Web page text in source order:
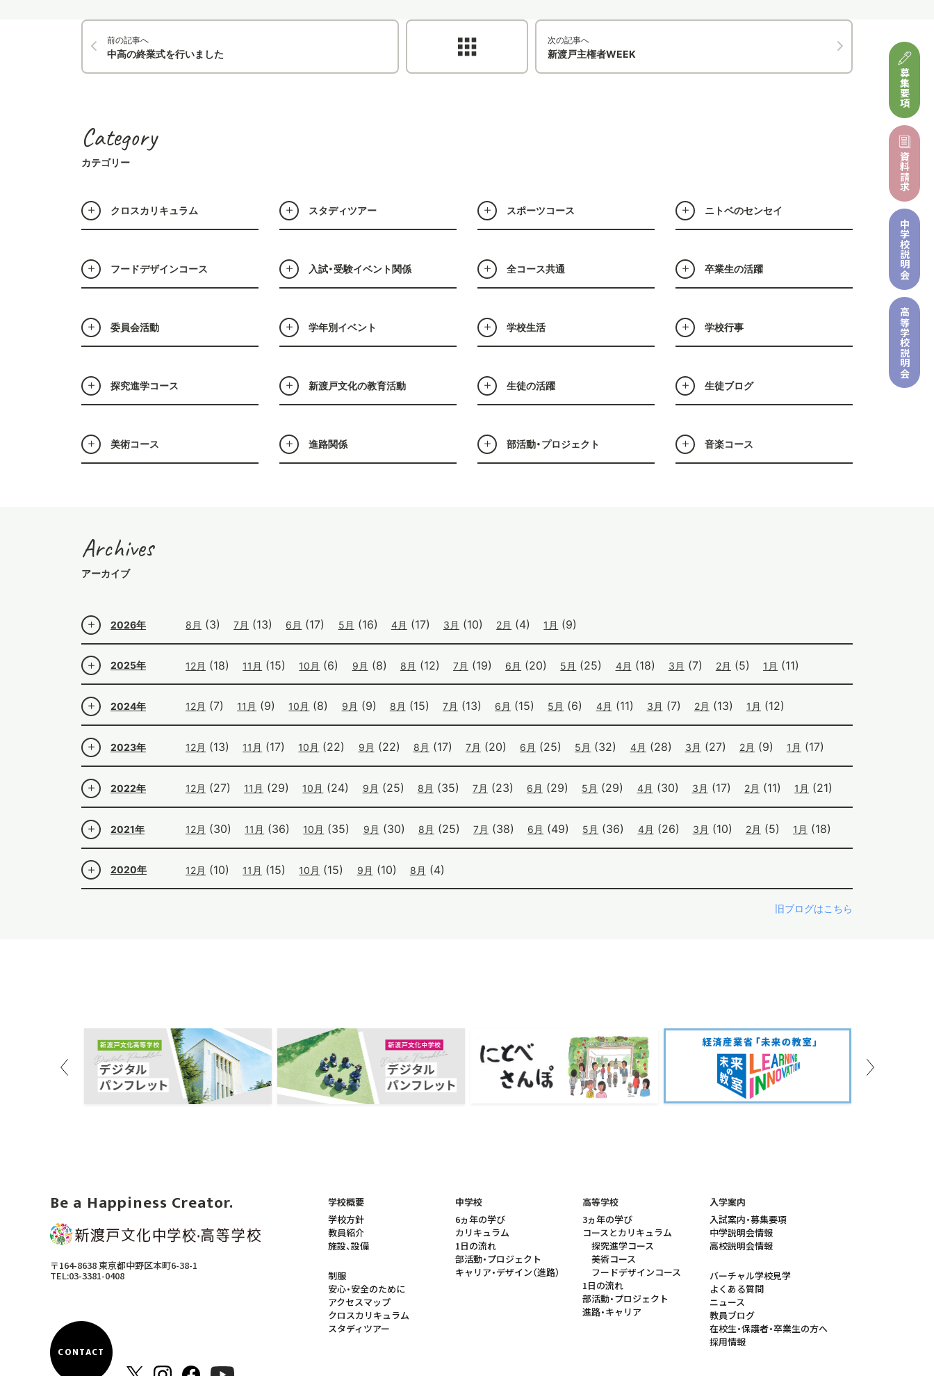
募集要項
資料請求
中学校
説明会
高等学校
説明会
前の記事へ
中高の終業式を行いました
次の記事へ
新渡戸主権者WEEK
Category
カテゴリー
クロスカリキュラム スタディツアー スポーツコース ニトベのセンセイ
フードデザインコース 入試・受験イベント関係 全コース共通 卒業生の活躍
委員会活動 学年別イベント 学校生活 学校行事
探究進学コース 新渡戸文化の教育活動 生徒の活躍 生徒ブログ
美術コース 進路関係 部活動・プロジェクト 音楽コース
Archives
アーカイブ
2026年 8月 (3) 7月 (13) 6月 (17) 5月 (16) 4月 (17) 3月 (10) 2月 (4) 1月 (9)
2025年 12月 (18) 11月 (15) 10月 (6) 9月 (8) 8月 (12) 7月 (19) 6月 (20) 5月 (25) 4月 (18) 3月 (7) 2月 (5) 1月 (11)
2024年 12月 (7) 11月 (9) 10月 (8) 9月 (9) 8月 (15) 7月 (13) 6月 (15) 5月 (6) 4月 (11) 3月 (7) 2月 (13) 1月 (12)
2023年 12月 (13) 11月 (17) 10月 (22) 9月 (22) 8月 (17) 7月 (20) 6月 (25) 5月 (32) 4月 (28) 3月 (27) 2月 (9) 1月 (17)
2022年 12月 (27) 11月 (29) 10月 (24) 9月 (25) 8月 (35) 7月 (23) 6月 (29) 5月 (29) 4月 (30) 3月 (17) 2月 (11) 1月 (21)
2021年 12月 (30) 11月 (36) 10月 (35) 9月 (30) 8月 (25) 7月 (38) 6月 (49) 5月 (36) 4月 (26) 3月 (10) 2月 (5) 1月 (18)
2020年 12月 (10) 11月 (15) 10月 (15) 9月 (10) 8月 (4)
旧ブログはこちら
Previous Next
Be a Happiness Creator.
〒164-8638 東京都中野区本町6-38-1
TEL:03-3381-0408
CONTACT
学校概要
学校方針
教員紹介
施設、設備
制服
安心・安全のために
アクセスマップ
クロスカリキュラム
スタディツアー
中学校
6ヵ年の学び
カリキュラム
1日の流れ
部活動・プロジェクト
キャリア・デザイン（進路）
高等学校
3ヵ年の学び
コースとカリキュラム
探究進学コース
美術コース
フードデザインコース
1日の流れ
部活動・プロジェクト
進路・キャリア
入学案内
入試案内・募集要項
中学説明会情報
高校説明会情報
バーチャル学校見学
よくある質問
ニュース
教員ブログ
在校生・保護者・卒業生の方へ
採用情報